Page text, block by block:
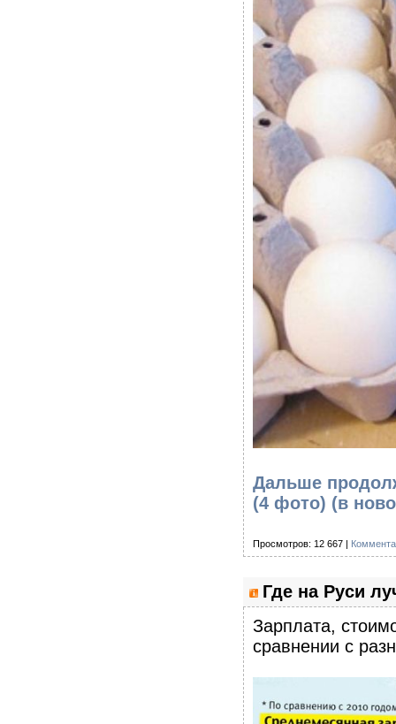
Дальше
(4 фото) (в
Просмотров: 12 667 |
Где на Руси
Зарплата,
сравнении с